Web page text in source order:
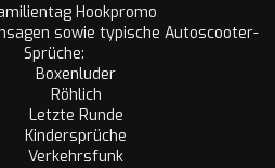
Hookpromo
sowie typische Autoscooter-
Sprüche:
Boxenluder
Röhlich
Letzte Runde
Kindersprüche
Verkehrsfunk